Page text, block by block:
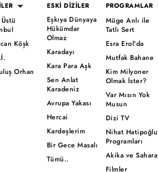
Köşk
Orhan
ESKİ DİZİLER
Eşkıya Dünyaya
Hükümdar
Olmaz
Karadayı
Kara Para Aşk
Sen Anlat
Karadeniz
Avrupa Yakası
Hercai
Kardeşlerim
Bir Gece Masalı
Tümü..
PROGRAMLAR
Müge Anlı ile
Tatlı Sert
Esra Erol'da
Mutfak Bahane
Kim Milyoner
Olmak İster?
Var Mısın Yok
Musun
Dizi TV
Nihat Hatipoğlu
Programları
Akika ve Sahara
Filmler